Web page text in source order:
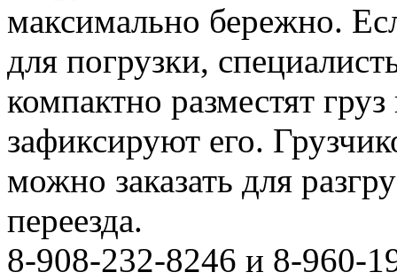
максимально бережно.
для погрузки,
компактно разместят
зафиксируют его.
можно заказать для
переезда.
8-908-232-8246 и 8-960-